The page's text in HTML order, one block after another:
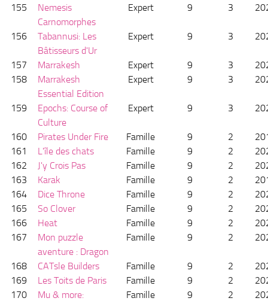
155
Nemesis
Carnomorphes
Expert 9 3
156
Tabannusi: Les
Bâtisseurs d'Ur
Expert 9 3
157 Marrakesh Expert 9 3
158
Marrakesh
Essential Edition
Expert 9 3
159
Epochs: Course of
Culture
Expert 9 3
160 Pirates Under Fire Famille 9 2
161
L'île des chats Famille 9 2
162
J'y Crois Pas Famille 9 2
163
Karak Famille 9 2
164
Dice Throne Famille 9 2
165
So Clover Famille 9 2
166
Heat Famille 9 2
167
Mon puzzle
aventure : Dragon
Famille 9 2
168 CATsle Builders Famille 9 2
169
Les Toits de Paris Famille 9 2
170
Mu & more:
Famille 9 2